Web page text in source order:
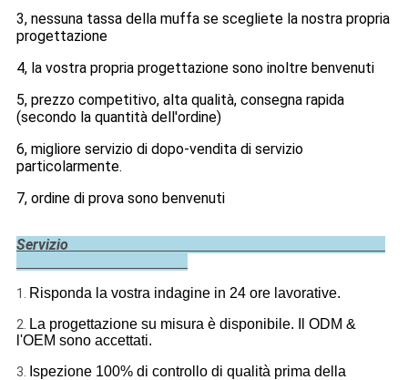
3, nessuna tassa della muffa se scegliete la nostra propria
progettazione
4, la vostra propria progettazione sono inoltre benvenuti
5, prezzo competitivo, alta qualità, consegna rapida
(secondo la quantità dell'ordine)
6, migliore servizio di dopo-vendita di servizio
particolarmente.
7, ordine di prova sono benvenuti
Servizio
1. Risponda la vostra indagine in 24 ore lavorative.
2. La progettazione su misura è disponibile. Il ODM &
l'OEM sono accettati.
3. Ispezione 100% di controllo di qualità prima della